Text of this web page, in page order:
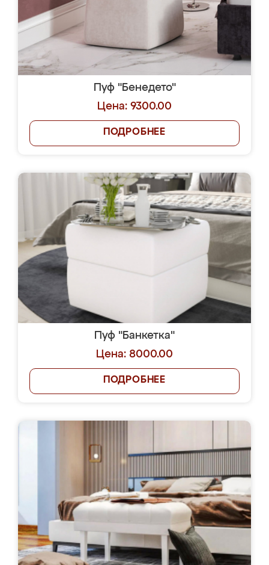
Пуф "Бенедето"
Цена: 9300.00
ПОДРОБНЕЕ
Пуф "Банкетка"
Цена: 8000.00
ПОДРОБНЕЕ